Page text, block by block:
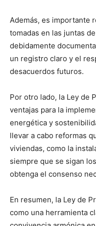
Además, es importante
tomadas en las juntas
debidamente
un registro claro y el
desacuerdos futuros.
Por otro lado, la Ley de
ventajas para la
energética y
llevar a cabo reformas
viviendas, como la
siempre que se sigan
obtenga el consenso
En resumen, la Ley de
como una herramienta